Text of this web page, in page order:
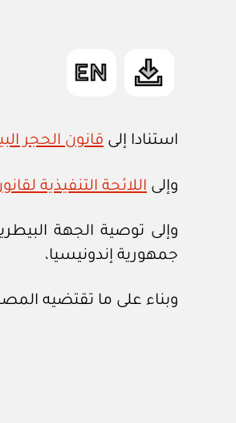
استنادا إلى قانون الحجر
وإلى اللائحة التنفيذية
وإلى توصية الجهة
جمهورية إندونيسيا،
وبناء على ما تقتضيه